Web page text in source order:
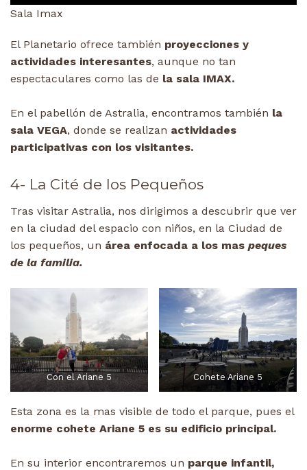
Sala Imax
El Planetario ofrece también proyecciones y
actividades interesantes, aunque no tan
espectaculares como las de la sala IMAX.
En el pabellón de Astralia, encontramos también la
sala VEGA, donde se realizan actividades
participativas con los visitantes.
4- La Cité de los Pequeños
Tras visitar Astralia, nos dirigimos a descubrir que ver
en la ciudad del espacio con niños, en la Ciudad de
los pequeños, un área enfocada a los mas peques
de la familia.
Con el Ariane 5 Cohete Ariane 5
Esta zona es la mas visible de todo el parque, pues el
enorme cohete Ariane 5 es su edificio principal.
En su interior encontraremos un parque infantil,